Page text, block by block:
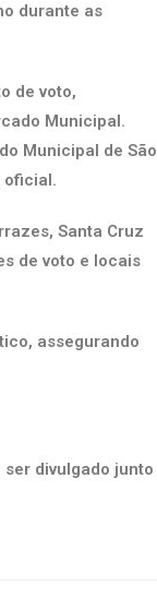
durante as
de voto,
Municipal.
Municipal de São
oficial.
Santa Cruz
de voto e locais
assegurando
divulgado junto